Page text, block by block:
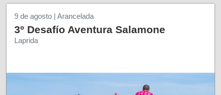
9 de agosto | Arancelada
3º Desafío Aventura Salamone
Laprida